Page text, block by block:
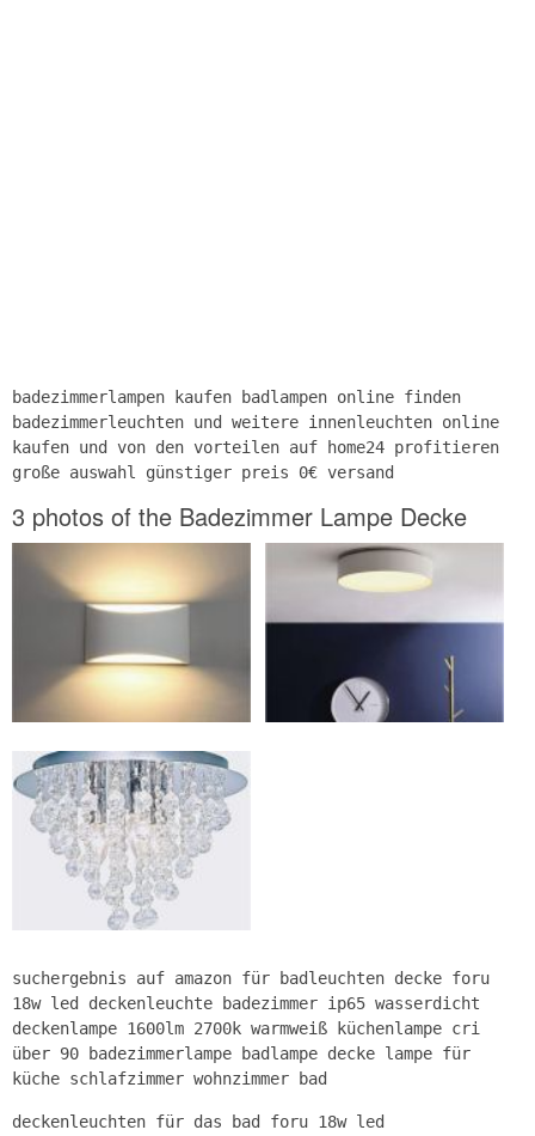
badezimmerlampen kaufen badlampen online finden
badezimmerleuchten und weitere innenleuchten online
kaufen und von den vorteilen auf home24 profitieren
große auswahl günstiger preis 0€ versand
3 photos of the Badezimmer Lampe Decke
suchergebnis auf amazon für badleuchten decke foru
18w led deckenleuchte badezimmer ip65 wasserdicht
deckenlampe 1600lm 2700k warmweiß küchenlampe cri
über 90 badezimmerlampe badlampe decke lampe für
küche schlafzimmer wohnzimmer bad
deckenleuchten für das bad foru 18w led